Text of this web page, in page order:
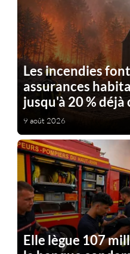
Les incendies
assurances
jusqu'à 20 %
9 août 2026
Elle lègue 107